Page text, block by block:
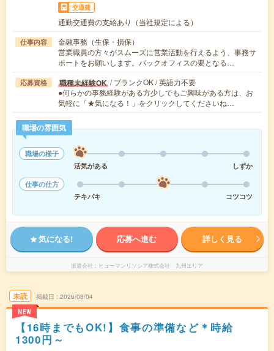
交通費
通勤交通費の支給あり（当社規定による）
仕事内容
金融事務（生保・損保）
営業職員の方々がスムーズに営業活動を行えるよう、事務サ
ポートをお願いします。バックオフィスの要となる…
応募資格 職種未経験OK / ブランクOK / 英語力不要
●何らかの事務経験がある方少しでもご興味がある方は、お
気軽に「★気になる！」をクリックしてくださいね…
職場の雰囲気
職場の様子
活気がある
しずか
仕事の仕方
テキパキ
コツコツ
気になる! 応募へ進む 詳しく見る
派遣会社 ヒューマンリソシア株式会社 九州エリア
未読
NEW
掲載日 2026/08/04
【16時までもOK!】食事の準備など＊時給
1300円～